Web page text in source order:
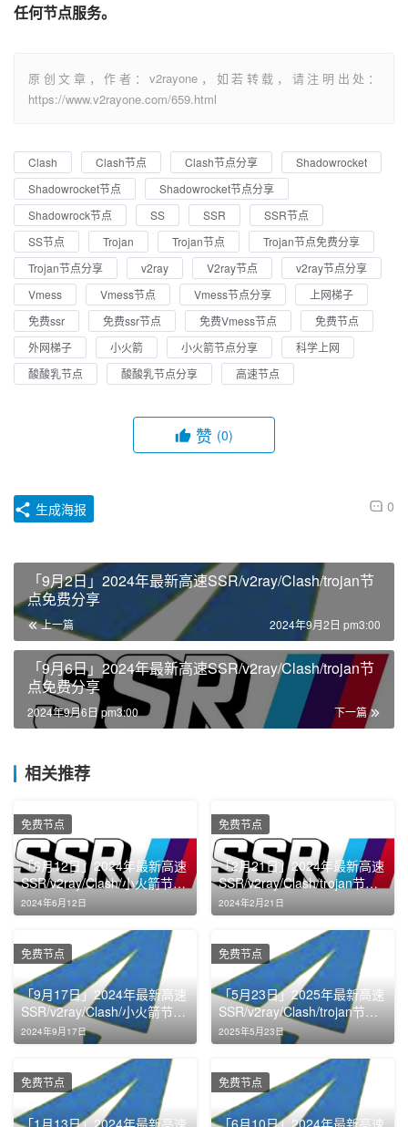
任何节点服务。
原创文章，作者：v2rayone，如若转载，请注明出处：
https://www.v2rayone.com/659.html
Clash Clash节点 Clash节点分享
Shadowrocket
Shadowrocket节点
Shadowrocket节点分享
Shadowrock节点
SS SSR
SSR节点
SS节点
Trojan Trojan节点
Trojan节点免费分享
Trojan节点分享
v2ray V2ray节点
v2ray节点分享
Vmess
Vmess节点 Vmess节点分享
上网梯子
免费ssr
免费ssr节点 免费Vmess节点
免费节点
外网梯子
小火箭 小火箭节点分享
科学上网
酸酸乳节点
酸酸乳节点分享 高速节点
赞 (0)
0
生成海报
「9月2日」2024年最新高速SSR/v2ray/Clash/trojan节
点免费分享
上一篇 2024年9月2日 pm3:00
「9月6日」2024年最新高速SSR/v2ray/Clash/trojan节
点免费分享
下一篇
2024年9月6日 pm3:00
相关推荐
「6月12日」2024年最新高速
SSR/v2ray/Clash/小火箭节点
免费分享
2024年6月12日
免费节点
「2月21日」2024年最新高速
SSR/v2ray/Clash/trojan节点
免费分享
2024年2月21日
免费节点
「9月17日」2024年最新高速
SSR/v2ray/Clash/小火箭节点
免费分享
2024年9月17日
免费节点
「5月23日」2025年最新高速
SSR/v2ray/Clash/trojan节点
免费分享
2025年5月23日
免费节点
「1月13日」2024年最新高速
免费节点
「6月10日」2024年最新高速
免费节点